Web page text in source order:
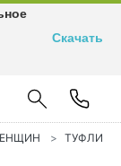
ТУФЛИ
Скачать